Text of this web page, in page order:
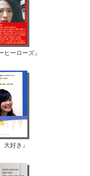
ーローズ』
好き』